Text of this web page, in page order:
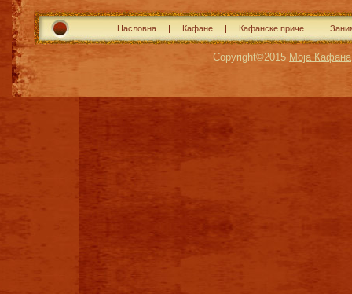
Насловна Кафане Кафанске приче
Copyright©2015 Моја Кафана